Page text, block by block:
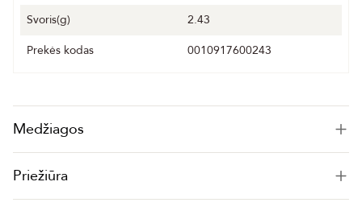
Svoris(g)
2.43
Prekės kodas
0010917600243
Medžiagos
Priežiūra